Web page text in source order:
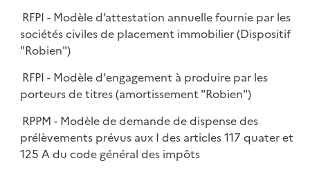
RFPI - Modèle d’attestation annuelle fournie par les
sociétés civiles de placement immobilier (Dispositif
"Robien")
RFPI - Modèle d'engagement à produire par les
porteurs de titres (amortissement "Robien")
RPPM - Modèle de demande de dispense des
prélèvements prévus aux I des articles 117 quater et
125 A du code général des impôts